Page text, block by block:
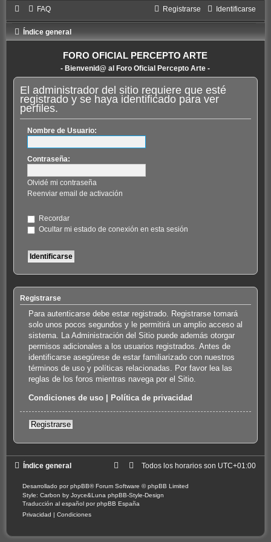
FAQ Identificarse
Registrarse
Índice general
FORO OFICIAL PERCEPTO ARTE
- Bienvenid@ al Foro Oficial Percepto Arte -
El administrador del sitio requiere que esté
registrado y se haya identificado para ver
perfiles.
Nombre de Usuario:
Contraseña:
Olvidé mi contraseña
Reenviar email de activación
Recordar
Ocultar mi estado de conexión en esta sesión
Registrarse
Para autenticarse debe estar registrado. Registrarse tomará
solo unos pocos segundos y le permitirá un amplio acceso al
sistema. La Administración del Sitio puede además otorgar
permisos adicionales a los usuarios registrados. Antes de
identificarse asegúrese de estar familiarizado con nuestros
términos de uso y políticas relacionadas. Por favor lea las
reglas de los foros mientras navega por el Sitio.
Condiciones de uso Política de privacidad
Registrarse
Índice general Todos los horarios son UTC+01:00
Desarrollado porphpBB® Forum Software © phpBB Limited
Style: Carbon by Joyce&Luna phpBB-Style-Design
Traducción al español porphpBB España
Privacidad
Condiciones